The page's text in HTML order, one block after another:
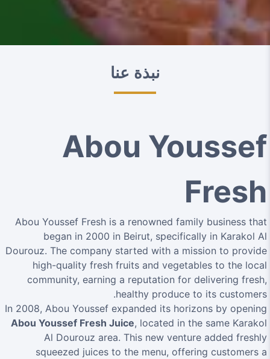
نبذة عنا
Abou Youssef
Fresh
Abou Youssef Fresh is a renowned family business that
began in 2000 in Beirut, specifically in Karakol Al
Dourouz. The company started with a mission to provide
high-quality fresh fruits and vegetables to the local
community, earning a reputation for delivering fresh,
healthy produce to its customers.
In 2008, Abou Youssef expanded its horizons by opening
Abou Youssef Fresh Juice, located in the same Karakol
Al Dourouz area. This new venture added freshly
squeezed juices to the menu, offering customers a